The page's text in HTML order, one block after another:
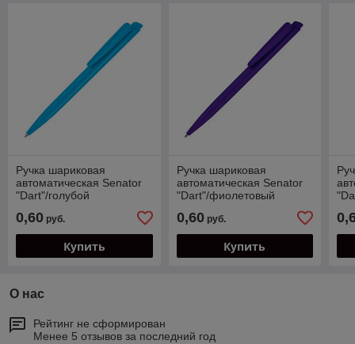
Ручка шариковая
автоматическая Senator
"Dart"/голубой
0,60 руб.
Купить
Ручка шариковая
автоматическая Senator
"Dart"/фиолетовый
0,60руб.
Купить
О нас
Рейтинг не сформирован
Менее 5 отзывов за последний год